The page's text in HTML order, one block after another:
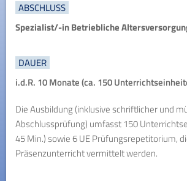
ABSCHLUSS
Spezialist/-in Betriebliche
DAUER
i.d.R. 10 Monate (ca. 150
Die Ausbildung (inklusive schriftlicher und
Abschlussprüfung) umfasst 150
45 Min.) sowie 6 UE Prüfungsrepetitorium,
Präsenzunterricht vermittelt werden.